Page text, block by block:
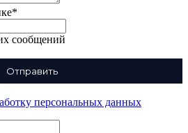
*
сообщений
персональных данных